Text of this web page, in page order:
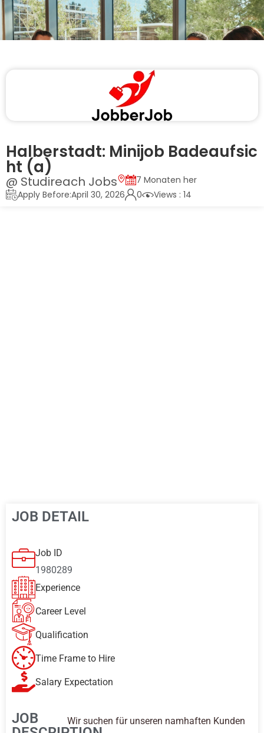
Halberstadt: Minijob Badeaufsic
ht (a)
@ Studireach Jobs
7 Monaten her
Apply Before:April 30, 2026
0 Views : 14
JOB DETAIL
Job ID
1980289
Experience
Career Level
Qualification
Time Frame to Hire
Salary Expectation
JOB
Wir suchen für unseren namhaften Kunden